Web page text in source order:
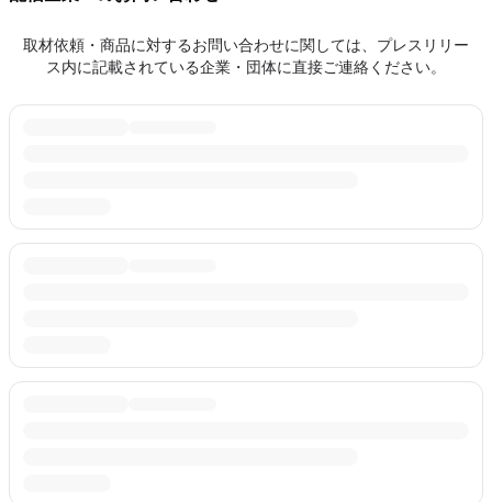
取材依頼・商品に対するお問い合わせに関しては、プレスリリー
ス内に記載されている企業・団体に直接ご連絡ください。